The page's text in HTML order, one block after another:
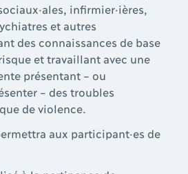
infirmier·ières,
et autres
des connaissances de base
et travaillant avec une
présentant – ou
– des troubles
de violence.
aux participant·es de